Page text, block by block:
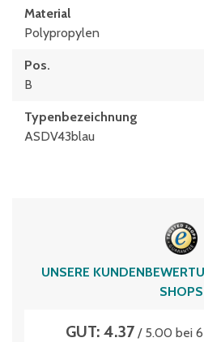
Material
Polypropylen
Pos.
B
Typen­be­zeich­nung
ASDV43blau
UNSERE
SHOPS
GUT: 4.37 / 5.00 bei